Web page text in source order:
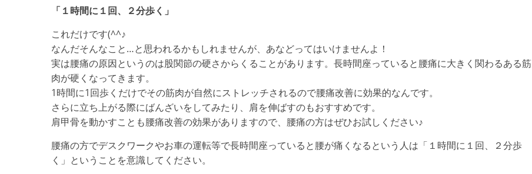
「１時間に１回、２分歩く」
これだけです(^^♪
なんだそんなこと…と思われるかもしれませんが、あなどってはいけませんよ！
実は腰痛の原因というのは股関節の硬さからくることがあります。長時間座っていると腰痛に大きく関わるある筋
肉が硬くなってきます。
1時間に1回歩くだけでその筋肉が自然にストレッチされるので腰痛改善に効果的なんです。
さらに立ち上がる際にばんざいをしてみたり、肩を伸ばすのもおすすめです。
肩甲骨を動かすことも腰痛改善の効果がありますので、腰痛の方はぜひお試しください♪
腰痛の方でデスクワークやお車の運転等で長時間座っていると腰が痛くなるという人は「１時間に１回、２分歩
く」ということを意識してください。